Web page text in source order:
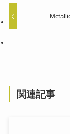
関連記事